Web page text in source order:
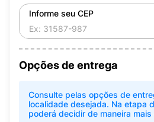
Informe seu CEP
Opções de entrega
Consulte pelas opções de
localidade desejada. Na etapa
poderá decidir de maneira